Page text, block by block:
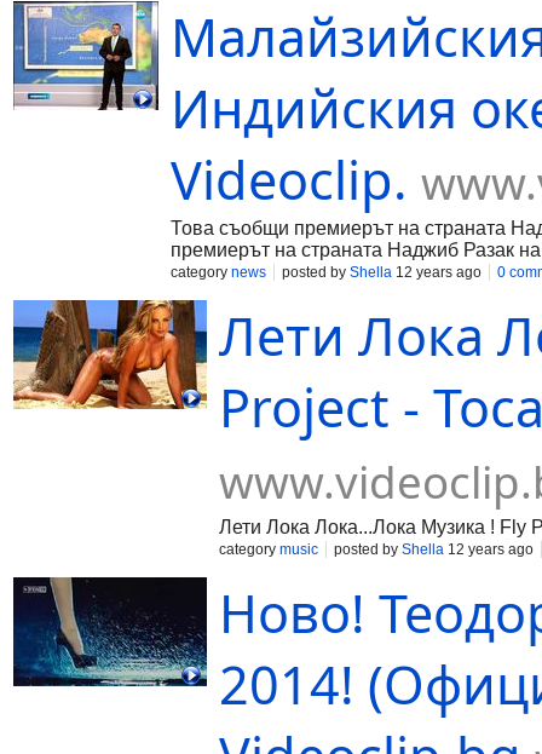
Индийския
Videoclip.
Това съобщи премиерът на страната
премиерът на страната Наджиб Разак
category news posted by Shella 12 years ago 0
Лети Лока
Project -
Лети Лока Лока...Лока Музика ! Fly
category music posted by Shella 12 years ago
Ново!
2014!